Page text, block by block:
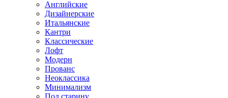
Английские
Дизайнерские
Итальянские
Кантри
Классические
Лофт
Модерн
Прованс
Неоклассика
Минимализм
Под старину